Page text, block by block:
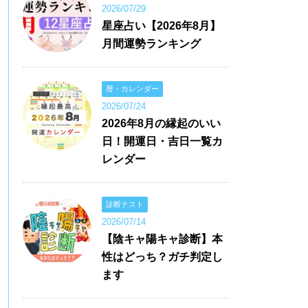
2026/07/29
星座占い【2026年8月】
月間運勢ランキング
暦・カレンダー
2026/07/24
2026年8月の縁起のいい
日！開運日・吉日一覧カ
レンダー
診断テスト
2026/07/14
【陰キャ陽キャ診断】本
性はどっち？ガチ判定し
ます